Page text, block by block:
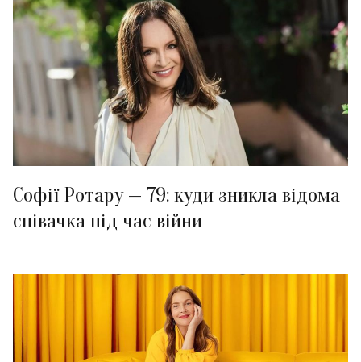
Софії Ротару — 79: куди зникла відома
співачка під час війни